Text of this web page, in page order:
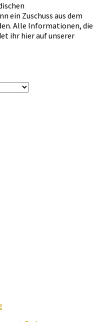
ein Zuschuss aus dem
Alle Informationen, die
ihr hier auf unserer